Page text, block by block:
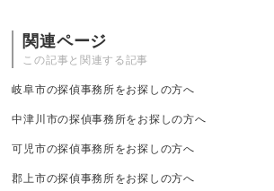
関連ページ
この記事と関連する記事
岐阜市の探偵事務所をお探しの方へ
中津川市の探偵事務所をお探しの方へ
可児市の探偵事務所をお探しの方へ
郡上市の探偵事務所をお探しの方へ